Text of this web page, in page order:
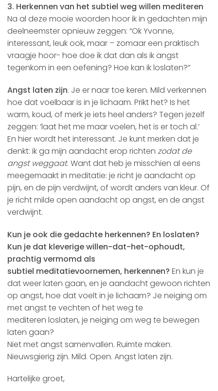
3. Herkennen van het subtiel weg willen mediteren
Na al deze mooie woorden hoor ik in gedachten mijn
deelneemster opnieuw zeggen: “Ok Yvonne,
interessant, leuk ook, maar – zomaar een praktisch
vraagje hoor- hoe doe ik dat dan als ik angst
tegenkom in een oefening? Hoe kan ik loslaten?”
Angst laten zijn. Je er naar toe keren. Mild verkennen
hoe dat voelbaar is in je lichaam. Prikt het? Is het
warm, koud, of merk je iets heel anders? Tegen jezelf
zeggen: ’laat het me maar voelen, het is er toch al.’
En hier wordt het interessant. Je kunt merken dat je
denkt: ik ga mijn aandacht erop richten zodat de
angst weggaat. Want dat heb je misschien al eens
meegemaakt in meditatie: je richt je aandacht op
pijn, en de pijn verdwijnt, of wordt anders van kleur. Of
je richt milde open aandacht op angst, en de angst
verdwijnt.
Kun je ook die gedachte herkennen? En loslaten?
Kun je dat kleverige willen-dat-het-ophoudt,
prachtig vermomd als
subtiel meditatievoornemen, herkennen? En kun je
dat weer laten gaan, en je aandacht gewoon richten
op angst, hoe dat voelt in je lichaam? Je neiging om
met angst te vechten of het weg te
mediteren loslaten, je neiging om weg te bewegen
laten gaan?
Niet met angst samenvallen. Ruimte maken.
Nieuwsgierig zijn. Mild. Open. Angst laten zijn.
Hartelijke groet,